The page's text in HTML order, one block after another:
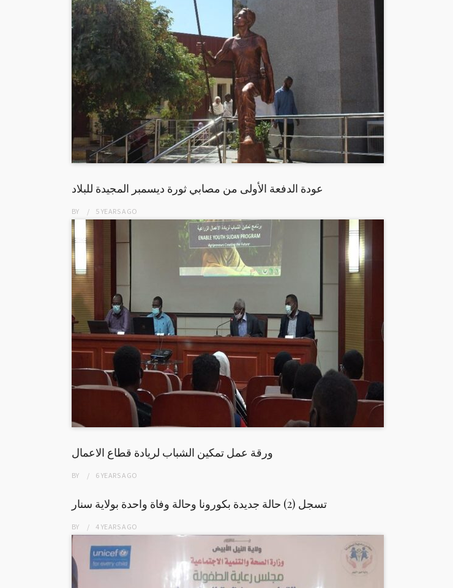
عودة الدفعة الأولى من مصابي ثورة ديسمبر المجيدة للبلاد
BY 5 YEARSAGO
ورقة عمل تمكين الشباب لريادة قطاع الاعمال
BY 6 YEARSAGO
تسجل (2) حالة جديدة بكورونا وحالة وفاة واحدة بولاية سنار
BY 4 YEARSAGO